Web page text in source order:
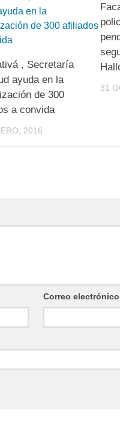
, Secretaría
ayuda en la
de 300
a convida
2016
31
Correo